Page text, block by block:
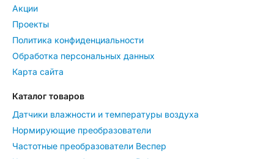
Акции
Проекты
Политика конфиденциальности
Обработка персональных данных
Карта сайта
Каталог товаров
Датчики влажности и температуры воздуха
Нормирующие преобразователи
Частотные преобразователи Веспер